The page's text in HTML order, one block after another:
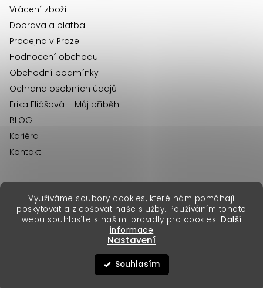
Využíváme soubory cookies, které nám pomáhají
poskytovat a zlepšovat naše služby. Používáním tohoto
webu souhlasíte s našimi pravidly pro cookies. Další
informace
Nastavení
Souhlasím
Vrácení zboží
Doprava a platba
Prodejna v Praze
Hodnocení obchodu
Obchodní podmínky
Ochrana osobních údajů
Erika Eliášová – Můj příběh
BLOG
Kariéra
Kontakt
Vytvořil Shoptet Premium
Copyright 2026Erika Fashion. Všechna práva vyhrazena.
erikafashion.sk